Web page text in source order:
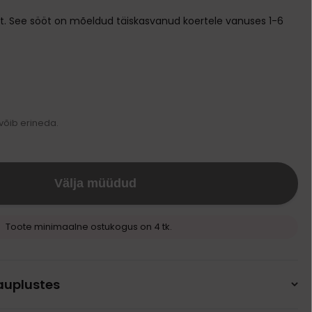
Transpordikotid
See sööt on mõeldud täiskasvanud koertele vanuses 1-6
erineda.
Välja müüdud
Toote minimaalne ostukogus on 4 tk.